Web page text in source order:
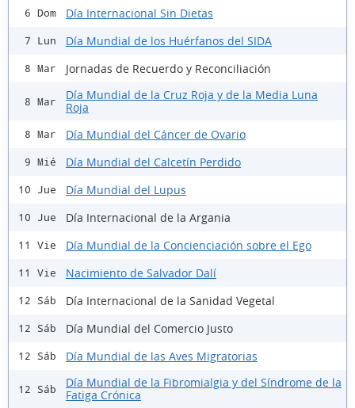
6 Dom Día Internacional Sin Dietas
7 Lun Día Mundial de los Huérfanos del SIDA
8 Mar Jornadas de Recuerdo y Reconciliación
8 Mar
Día Mundial de la Cruz Roja y de la Media Luna
Roja
8 Mar Día Mundial del Cáncer de Ovario
9 Mié Día Mundial del Calcetín Perdido
10 Jue Día Mundial del Lupus
10 Jue Día Internacional de la Argania
11 Vie Día Mundial de la Concienciación sobre el Ego
11 Vie Nacimiento de Salvador Dalí
12 Sáb Día Internacional de la Sanidad Vegetal
12 Sáb Día Mundial del Comercio Justo
12 Sáb Día Mundial de las Aves Migratorias
12 Sáb
Día Mundial de la Fibromialgia y del Síndrome de la
Fatiga Crónica